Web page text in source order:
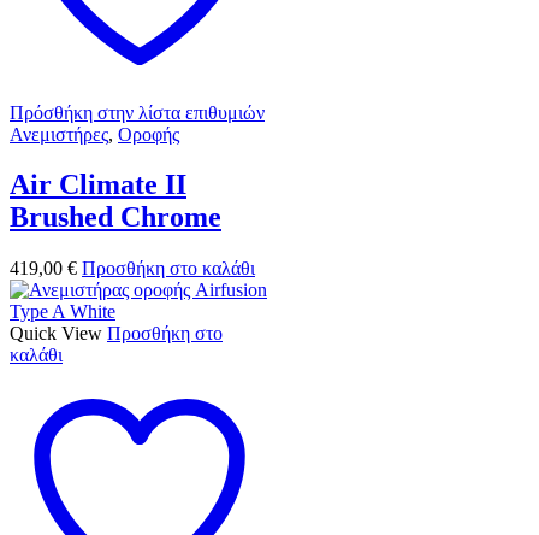
Πρόσθήκη στην λίστα επιθυμιών
Ανεμιστήρες, Οροφής
Air Climate II
Brushed Chrome
419,00 € Προσθήκη στο καλάθι
Quick View Προσθήκη στο
καλάθι